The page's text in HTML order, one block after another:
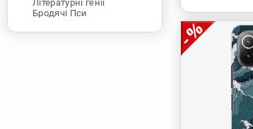
Літературні генії
Бродячі Пси
Людина-бензопила